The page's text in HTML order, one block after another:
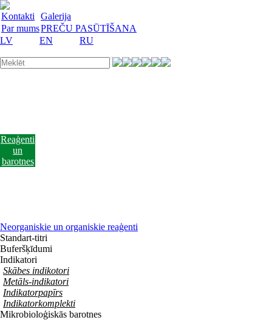
Kontakti
Galerija
Par mumsPREČU PASŪTĪŠANA
LV
EN RU
Reaģenti
un
barotnes
Neorganiskie un organiskie reaģenti
Standart-titri
Buferšķīdumi
Indikatori
Skābes indikotori
Metāls-indikatori
Indikatorpapīrs
Indikatorkomplekti
Mikrobioloģiskās barotnes